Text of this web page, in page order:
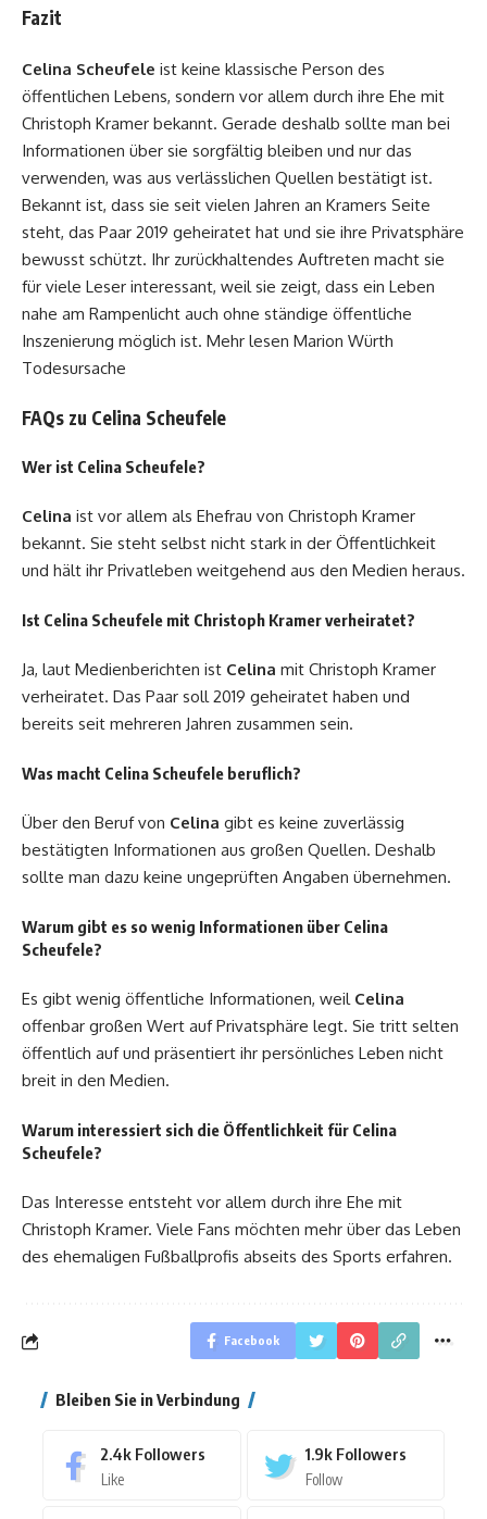
Fazit
Celina Scheufele ist keine klassische Person des
öffentlichen Lebens, sondern vor allem durch ihre Ehe mit
Christoph Kramer bekannt. Gerade deshalb sollte man bei
Informationen über sie sorgfältig bleiben und nur das
verwenden, was aus verlässlichen Quellen bestätigt ist.
Bekannt ist, dass sie seit vielen Jahren an Kramers Seite
steht, das Paar 2019 geheiratet hat und sie ihre Privatsphäre
bewusst schützt. Ihr zurückhaltendes Auftreten macht sie
für viele Leser interessant, weil sie zeigt, dass ein Leben
nahe am Rampenlicht auch ohne ständige öffentliche
Inszenierung möglich ist. Mehr lesen Marion Würth
Todesursache
FAQs zu Celina Scheufele
Wer ist Celina Scheufele?
Celina ist vor allem als Ehefrau von Christoph Kramer
bekannt. Sie steht selbst nicht stark in der Öffentlichkeit
und hält ihr Privatleben weitgehend aus den Medien heraus.
Ist Celina Scheufele mit Christoph Kramer verheiratet?
Ja, laut Medienberichten ist Celina mit Christoph Kramer
verheiratet. Das Paar soll 2019 geheiratet haben und
bereits seit mehreren Jahren zusammen sein.
Was macht Celina Scheufele beruflich?
Über den Beruf von Celina gibt es keine zuverlässig
bestätigten Informationen aus großen Quellen. Deshalb
sollte man dazu keine ungeprüften Angaben übernehmen.
Warum gibt es so wenig Informationen über Celina
Scheufele?
Es gibt wenig öffentliche Informationen, weil Celina
offenbar großen Wert auf Privatsphäre legt. Sie tritt selten
öffentlich auf und präsentiert ihr persönliches Leben nicht
breit in den Medien.
Warum interessiert sich die Öffentlichkeit für Celina
Scheufele?
Das Interesse entsteht vor allem durch ihre Ehe mit
Christoph Kramer. Viele Fans möchten mehr über das Leben
des ehemaligen Fußballprofis abseits des Sports erfahren.
Facebook
Bleiben Sie in Verbindung
2.4k Followers
Like
1.9k Followers
Follow